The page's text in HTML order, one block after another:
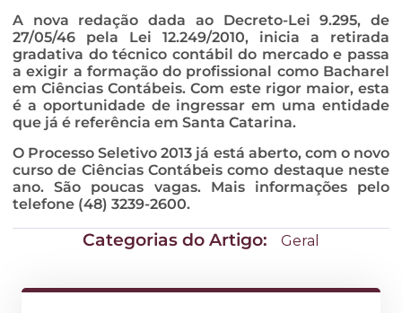
A nova redação dada ao Decreto-Lei 9.295, de
27/05/46 pela Lei 12.249/2010, inicia a retirada
gradativa do técnico contábil do mercado e passa
a exigir a formação do profissional como Bacharel
em Ciências Contábeis. Com este rigor maior, esta
é a oportunidade de ingressar em uma entidade
que já é referência em Santa Catarina.
O Processo Seletivo 2013 já está aberto, com o novo
curso de Ciências Contábeis como destaque neste
ano. São poucas vagas. Mais informações pelo
telefone (48) 3239-2600.
Categorias do Artigo: Geral